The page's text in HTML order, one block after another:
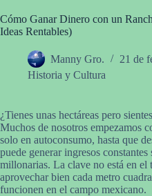
Cómo Ganar Dinero con un
Ideas Rentables)
Manny Gro.
21 de
Historia y Cultura
¿Tienes unas hectáreas pero
Muchos de nosotros empezamos
solo en autoconsumo, hasta que
puede generar ingresos
millonarias. La clave no está en el
aprovechar bien cada metro
funcionen en el campo mexicano.